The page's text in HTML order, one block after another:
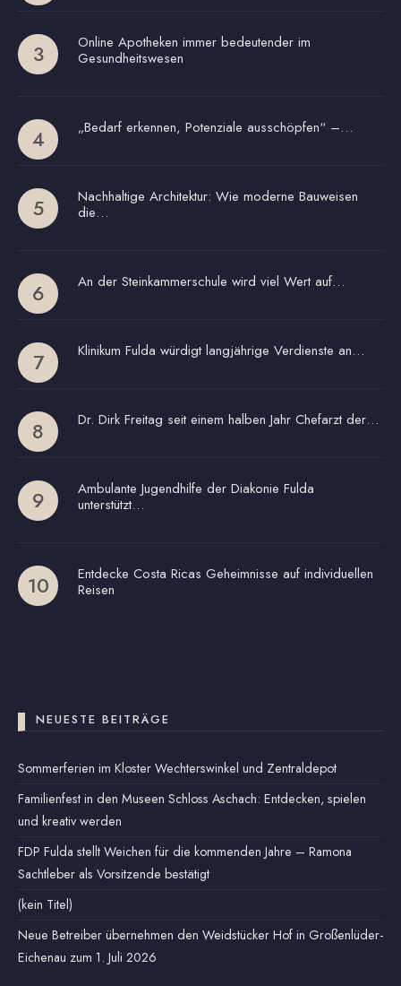
Online Apotheken immer bedeutender im
Gesundheitswesen
„Bedarf erkennen, Potenziale ausschöpfen“ –…
Nachhaltige Architektur: Wie moderne Bauweisen
die…
An der Steinkammerschule wird viel Wert auf…
Klinikum Fulda würdigt langjährige Verdienste an…
Dr. Dirk Freitag seit einem halben Jahr Chefarzt der…
Ambulante Jugendhilfe der Diakonie Fulda
unterstützt…
Entdecke Costa Ricas Geheimnisse auf individuellen
Reisen
NEUESTE BEITRÄGE
Sommerferien im Kloster Wechterswinkel und Zentraldepot
Familienfest in den Museen Schloss Aschach: Entdecken, spielen
und kreativ werden
FDP Fulda stellt Weichen für die kommenden Jahre – Ramona
Sachtleber als Vorsitzende bestätigt
(kein Titel)
Neue Betreiber übernehmen den Weidstücker Hof in Großenlüder-
Eichenau zum 1. Juli 2026